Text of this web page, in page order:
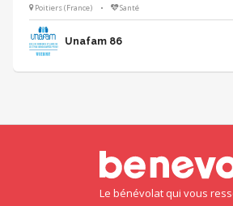
l’association Il agit dans le cadre du
général de l’Unafam. Il est soutenu par
délégation et par le comptable du Siège en cas
Poitiers (France) • Santé
Unafam 86
Le bénévolat qui vous